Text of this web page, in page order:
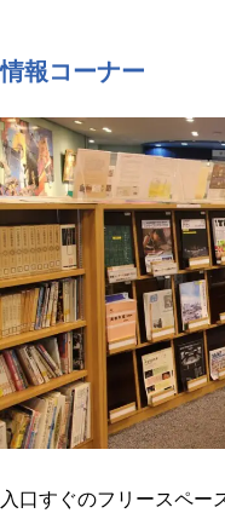
情報コーナー
入口すぐのフリースペー